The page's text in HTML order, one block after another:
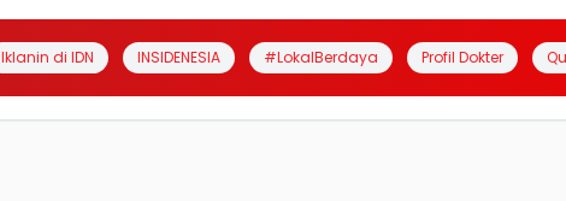
Iklanin di IDN INSIDENESIA #LokalBerdaya Profil Dokter